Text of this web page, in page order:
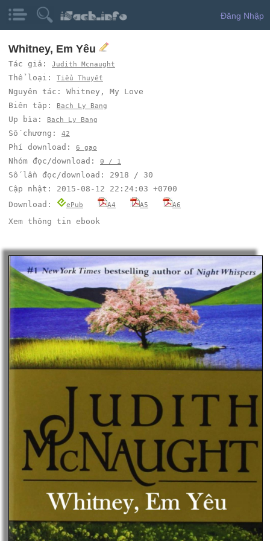
Đăng Nhập
Whitney, Em Yêu
Tác giả: Judith Mcnaught
Thể loại: Tiểu Thuyết
Nguyên tác: Whitney, My Love
Biên tập:
Bach Ly Bang
Up bìa: Bach Ly Bang
Số chương: 42
Phí download: 6 gạo
Nhóm đọc/download: 0 / 1
Số lần đọc/download: 2918 / 30
Cập nhật: 2015-08-12 22:24:03 +0700
Download:
ePub A4 A5 A6
Xem thông tin ebook